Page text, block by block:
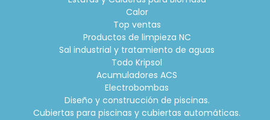
Calor
Top ventas
Productos de limpieza NC
Sal industrial y tratamiento de aguas
Todo Kripsol
Acumuladores ACS
Electrobombas
Diseño y construcción de piscinas.
Cubiertas para piscinas y cubiertas automáticas.